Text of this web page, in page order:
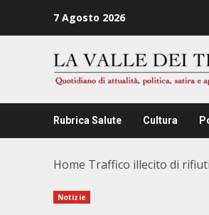
7 Agosto 2026
Rubrica Salute Cultura
Home Traffico illecito di
Notizie